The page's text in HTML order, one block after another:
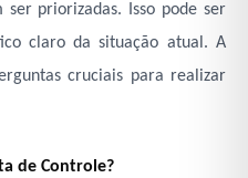
priorizadas. Isso pode ser
claro da situação atual. A
cruciais para realizar
de Controle?